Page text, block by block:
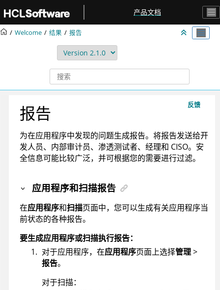
产品文档
Welcome 结果 报告
反馈
报告
为在应用程序中发现的问题生成报告。将报告发送给开
发人员、内部审计员、渗透测试者、经理和 CISO。安
全信息可能比较广泛，并可根据您的需要进行过滤。
应用程序和扫描报告
在应用程序和扫描页面中，您可以生成有关应用程序当
前状态的各种报告。
要生成应用程序或扫描执行报告：
对于应用程序，在应用程序页面上选择管理>
报告。
对于扫描：